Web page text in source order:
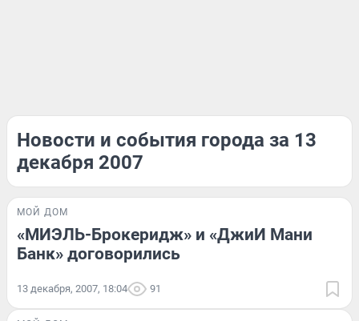
Новости и события города за 13
декабря 2007
МОЙ ДОМ
«МИЭЛЬ-Брокеридж» и «ДжиИ Мани
Банк» договорились
13 декабря, 2007, 18:04 91